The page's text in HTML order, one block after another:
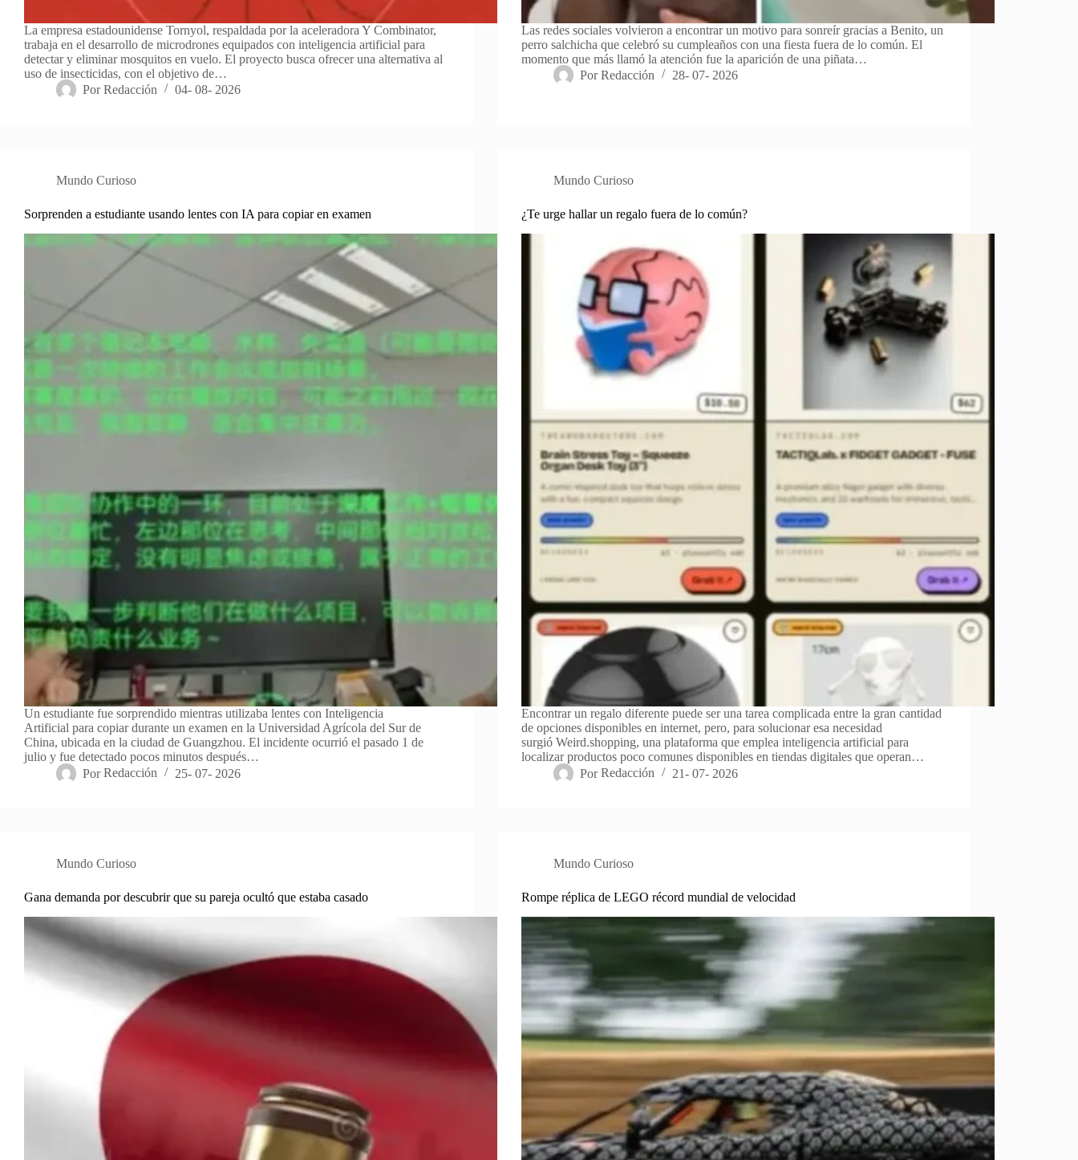
La empresa estadounidense Tornyol, respaldada por la aceleradora Y Combinator,
trabaja en el desarrollo de microdrones equipados con inteligencia artificial para
detectar y eliminar mosquitos en vuelo. El proyecto busca ofrecer una alternativa al
uso de insecticidas, con el objetivo de…
Por Redacción 04- 08- 2026
Las redes sociales volvieron a encontrar un motivo para sonreír gracias a Benito, un
perro salchicha que celebró su cumpleaños con una fiesta fuera de lo común. El
momento que más llamó la atención fue la aparición de una piñata…
Por Redacción 28- 07- 2026
Mundo Curioso
Sorprenden a estudiante usando lentes con IA para copiar en examen
Un estudiante fue sorprendido mientras utilizaba lentes con Inteligencia
Artificial para copiar durante un examen en la Universidad Agrícola del Sur de
China, ubicada en la ciudad de Guangzhou. El incidente ocurrió el pasado 1 de
julio y fue detectado pocos minutos después…
Por Redacción 25- 07- 2026
Mundo Curioso
¿Te urge hallar un regalo fuera de lo común?
Encontrar un regalo diferente puede ser una tarea complicada entre la gran cantidad
de opciones disponibles en internet, pero, para solucionar esa necesidad
surgió Weird.shopping, una plataforma que emplea inteligencia artificial para
localizar productos poco comunes disponibles en tiendas digitales que operan…
Por Redacción 21- 07- 2026
Mundo Curioso
Gana demanda por descubrir que su pareja ocultó que estaba casado
Mundo Curioso
Rompe réplica de LEGO récord mundial de velocidad